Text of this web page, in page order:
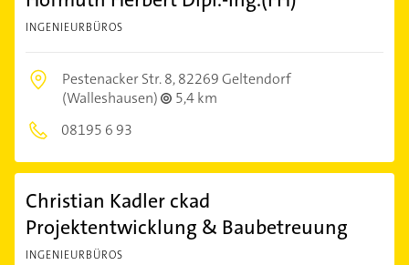
INGENIEURBÜROS
Pestenacker Str. 8,82269 Geltendorf
(Walleshausen)
5,4 km
08195 6 93
Christian Kadler ckad
Projektentwicklung & Baubetreuung
INGENIEURBÜROS